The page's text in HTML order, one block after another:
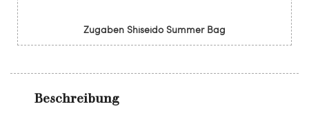
Beschreibung
Zugaben Shiseido Summer Bag